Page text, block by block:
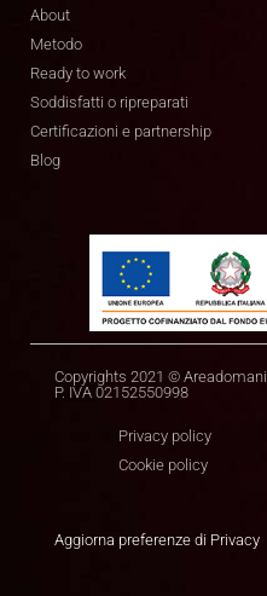
About
Metodo
Ready to work
Soddisfatti o ripreparati
Certificazioni e partnership
Blog
Copyrights 2021 © Areadomani
P. IVA 02152550998
Privacy policy
Cookie policy
Aggiorna preferenze di Privacy